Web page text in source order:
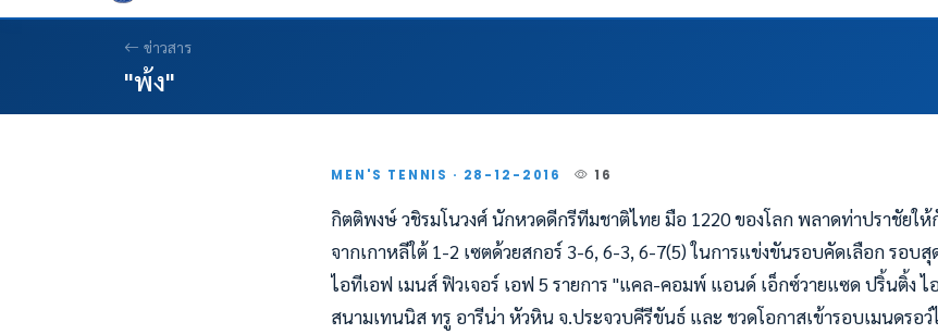
ข่าวสาร
"พ้ง"
MEN'S TENNIS · 28-12-2016 16
กิตติพงษ์ วชิรมโนวงศ์ นักหวดดีกรีทีมชาติไทย มือ 1220 ของโลก พลาดท่าปราชัยให้
จากเกาหลีใต้ 1-2 เซตด้วยสกอร์ 3-6, 6-3, 6-7(5) ในการแข่งขันรอบคัดเลือก รอบ
ไอทีเอฟ เมนส์ ฟิวเจอร์ เอฟ 5 รายการ "แคล-คอมพ์ แอนด์ เอ็กซ์วายแซด ปริ้นติ้ง ไ
สนามเทนนิส ทรู อารีน่า หัวหิน จ.ประจวบคีรีขันธ์ และ ชวดโอกาสเข้ารอบเมนดรอ